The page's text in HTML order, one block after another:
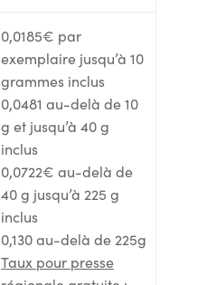
0,0185€ par
exemplaire jusqu’à 10
grammes inclus
0,0481 au-delà de 10
g et jusqu’à 40 g
inclus
0,0722€ au-delà de
40 g jusqu’à 225 g
inclus
0,130 au-delà de 225g
Taux pour presse